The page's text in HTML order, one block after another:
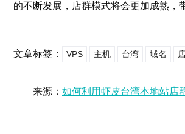
的不断发展，店群模式将会更加成熟，
文章标签： VPS 主机 台湾 域名
来源： 如何利用虾皮台湾本地站店